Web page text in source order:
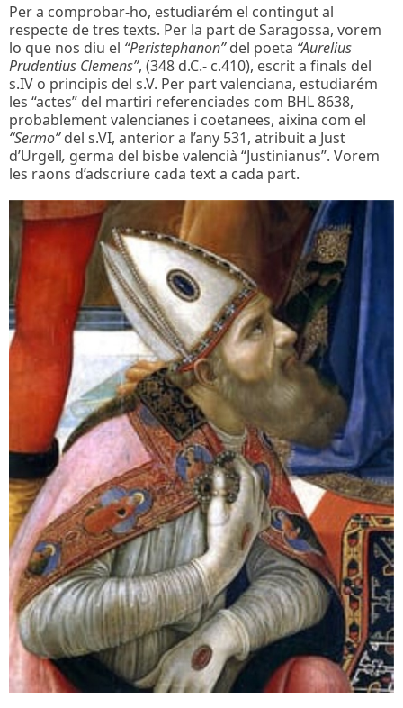
Per a comprobar-ho, estudiarém el contingut al
respecte de tres texts. Per la part de Saragossa, vorem
lo que nos diu el “Peristephanon”del poeta “Aurelius
Prudentius Clemens”, (348 d.C.- c.410), escrit a finals del
s.IV o principis del s.V. Per part valenciana, estudiarém
les “actes” del martiri referenciades com BHL 8638,
probablement valencianes i coetanees, aixina com el
“Sermo”del s.VI, anterior a l’any 531, atribuit a Just
d’Urgell, germa del bisbe valencià “Justinianus”. Vorem
les raons d’adscriure cada text a cada part.